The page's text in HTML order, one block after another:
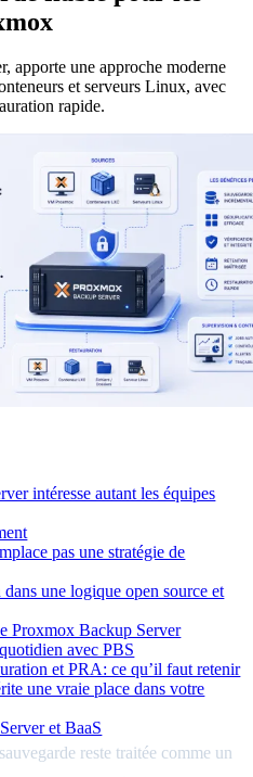
apporte une approche moderne
et serveurs Linux, avec
rapide.
intéresse autant les équipes
pas une stratégie de
une logique open source et
Proxmox Backup Server
avec PBS
et PRA: ce qu’il faut retenir
une vraie place dans votre
et BaaS
reste traitée comme un